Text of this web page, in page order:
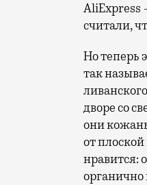
AliExpress
считали,
Но теперь
так
дворе со
они
от
нравится:
органично